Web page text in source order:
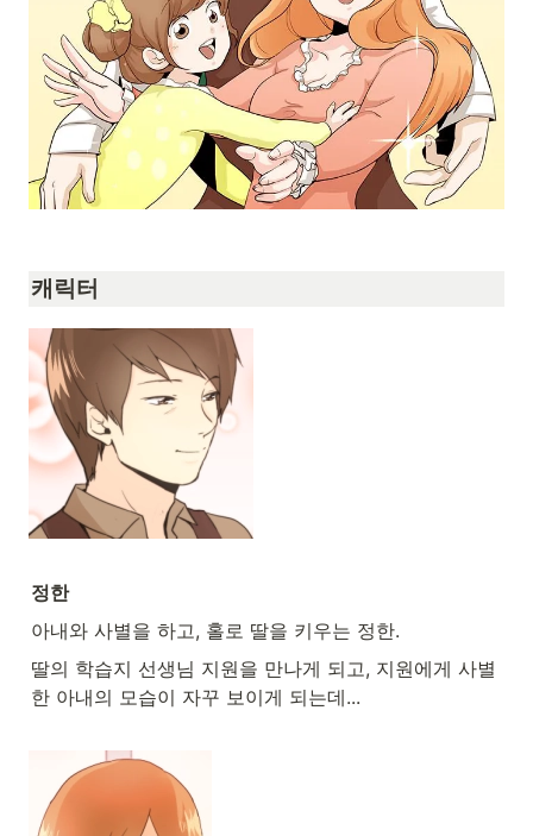
캐릭터
정한
아내와 사별을 하고, 홀로 딸을 키우는 정한.
딸의 학습지 선생님 지원을 만나게 되고, 지원에게 사별
한 아내의 모습이 자꾸 보이게 되는데...